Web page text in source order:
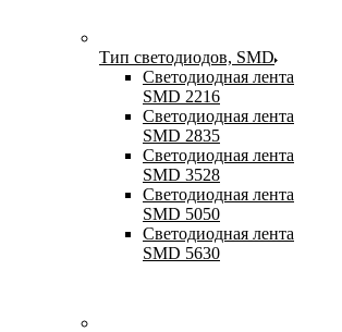
Тип светодиодов, SMD
Cветодиодная лента
SMD 2216
Светодиодная лента
SMD 2835
Светодиодная лента
SMD 3528
Светодиодная лента
SMD 5050
Светодиодная лента
SMD 5630